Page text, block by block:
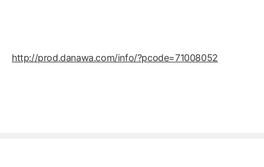
http://prod.danawa.com/info/?pcode=71008052